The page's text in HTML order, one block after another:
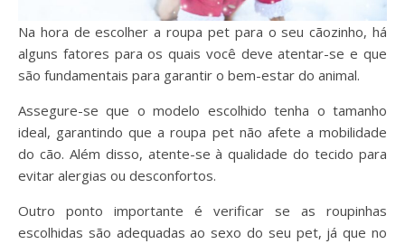
Na hora de escolher a roupa pet para o seu cãozinho, há
alguns fatores para os quais você deve atentar-se e que
são fundamentais para garantir o bem-estar do animal.
Assegure-se que o modelo escolhido tenha o tamanho
ideal, garantindo que a roupa pet não afete a mobilidade
do cão. Além disso, atente-se à qualidade do tecido para
evitar alergias ou desconfortos.
Outro ponto importante é verificar se as roupinhas
escolhidas são adequadas ao sexo do seu pet, já que no